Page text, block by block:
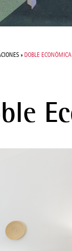
» DOBLE ECONÓMICA